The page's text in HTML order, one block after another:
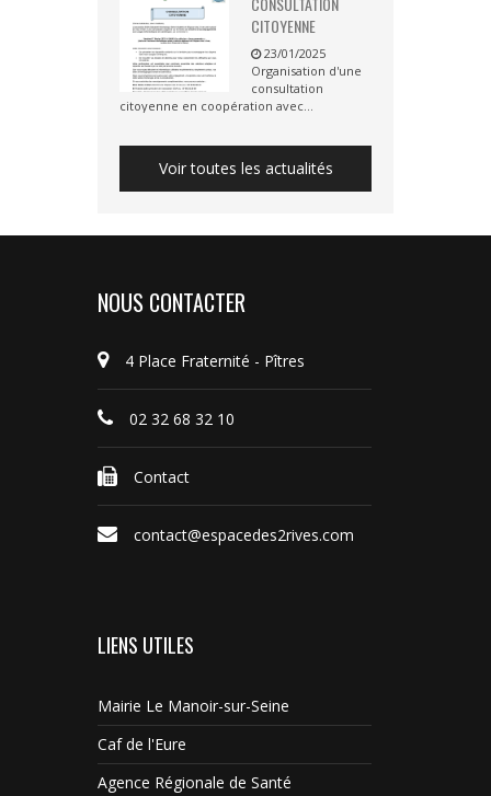
CITOYENNE
23/01/2025
Organisation d'une
consultation
citoyenne en coopération avec...
Voir toutes les actualités
NOUS CONTACTER
4 Place Fraternité - Pîtres
02 32 68 32 10
Contact
contact@espacedes2rives.com
LIENS UTILES
Mairie Le Manoir-sur-Seine
Caf de l'Eure
Agence Régionale de Santé